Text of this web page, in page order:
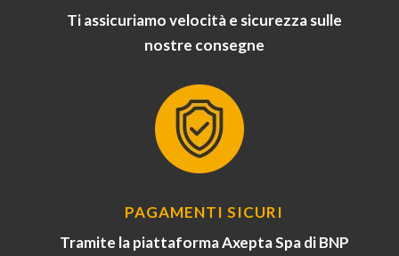
Ti assicuriamo velocità e sicurezza sulle
nostre consegne
PAGAMENTI SICURI
Tramite la piattaforma Axepta Spa di BNP